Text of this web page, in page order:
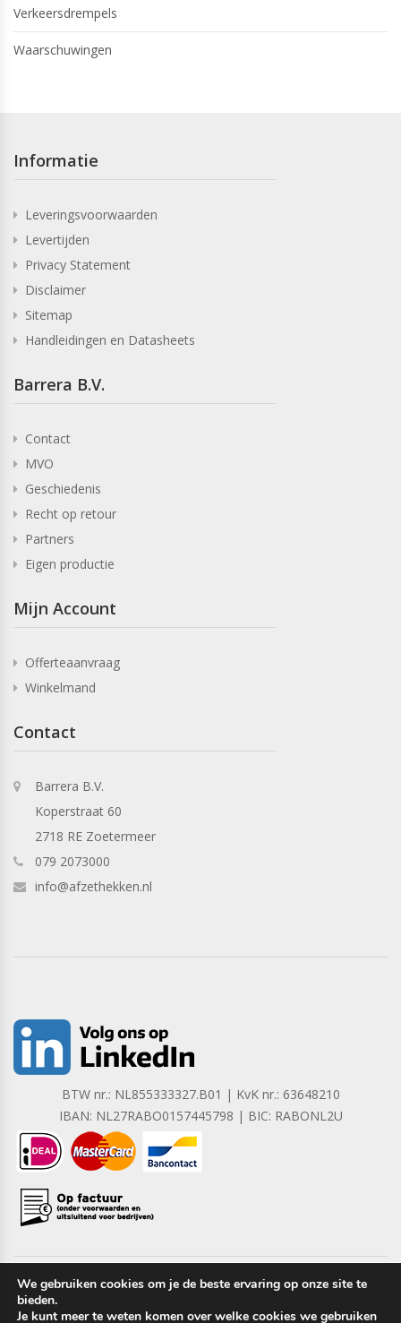
Verkeersdrempels
Waarschuwingen
Informatie
Leveringsvoorwaarden
Levertijden
Privacy Statement
Disclaimer
Sitemap
Handleidingen en Datasheets
Barrera B.V.
Contact
MVO
Geschiedenis
Recht op retour
Partners
Eigen productie
Mijn Account
Offerteaanvraag
Winkelmand
Contact
Barrera B.V.
Koperstraat 60
2718 RE Zoetermeer
079 2073000
info@afzethekken.nl
BTW nr.: NL855333327.B01 | KvK nr.: 63648210
IBAN: NL27RABO0157445798 | BIC: RABONL2U
Copyright © 2023 Barrera B.V. Alle rechten voorbehouden.
We gebruiken cookies om je de beste ervaring op onze site te
bieden.
Je kunt meer te weten komen over welke cookies we gebruiken